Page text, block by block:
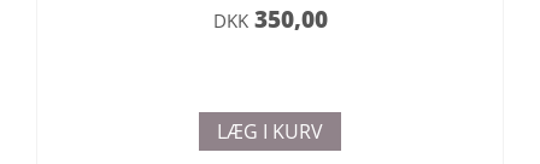
DKK350,00
LÆG I KURV